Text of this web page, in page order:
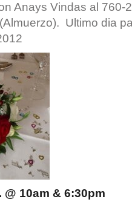
Anays Vindas al 760-
Ultimo dia
10am & 6:30pm